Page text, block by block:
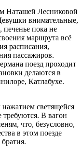
Наташей Лесниковой
внимательные,
пока не
маршрута всё
расписания,
пассажиров.
поезд проходит
делаются в
Катлабухе.
светящейся
В вагон
что, безусловно,
в этом поезде